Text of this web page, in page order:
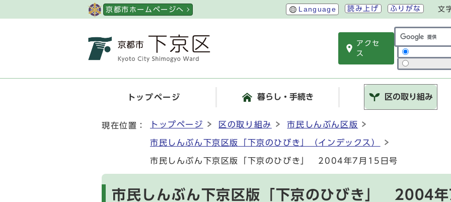
京都市ホームページへ Language 読み上げ ふりがな 文
アクセ
ス
サイト内検索
トップページ 暮らし・手続き 区の取り組み
現在位置： トップページ 区の取り組み 市民しんぶん区版
市民しんぶん下京区版「下京のひびき」（インデックス）
市民しんぶん下京区版「下京のひびき」 2004年7月15日号
市民しんぶん下京区版「下京のひびき」 2004